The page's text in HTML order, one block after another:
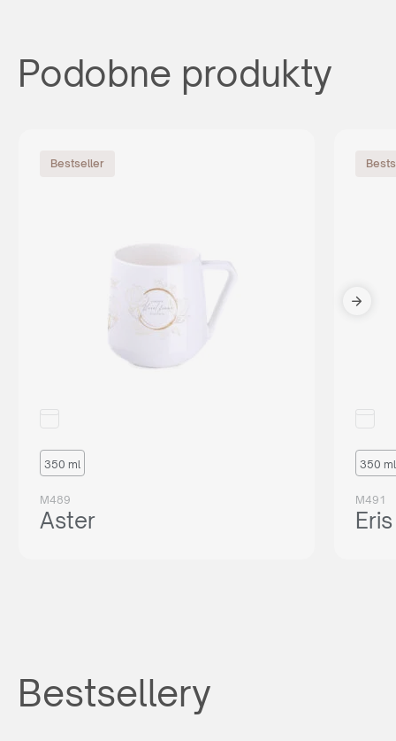
Podobne produkty
Bestseller
350 ml
M489
Aster
350 ml
M491
Eris
Bestsellery